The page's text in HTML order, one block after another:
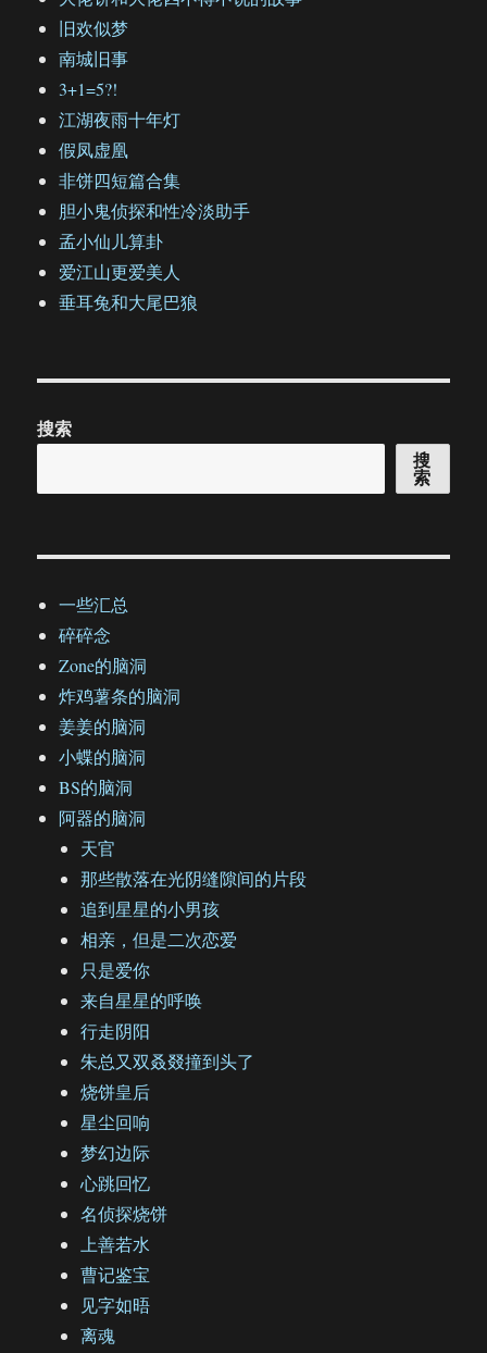
旧欢似梦
南城旧事
3+1=5?!
江湖夜雨十年灯
假凤虚凰
非饼四短篇合集
胆小鬼侦探和性冷淡助手
孟小仙儿算卦
爱江山更爱美人
垂耳兔和大尾巴狼
搜索
搜
索
一些汇总
碎碎念
Zone的脑洞
炸鸡薯条的脑洞
姜姜的脑洞
小蝶的脑洞
BS的脑洞
阿器的脑洞
天官
那些散落在光阴缝隙间的片段
追到星星的小男孩
相亲，但是二次恋爱
只是爱你
来自星星的呼唤
行走阴阳
朱总又双叒叕撞到头了
烧饼皇后
星尘回响
梦幻边际
心跳回忆
名侦探烧饼
上善若水
曹记鉴宝
见字如晤
离魂